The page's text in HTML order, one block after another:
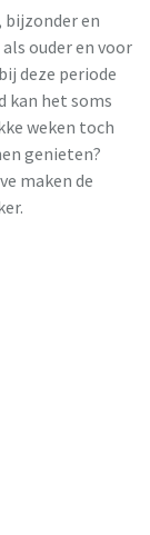
bijzonder en
ouder en voor
deze periode
kan het soms
weken toch
genieten?
maken de